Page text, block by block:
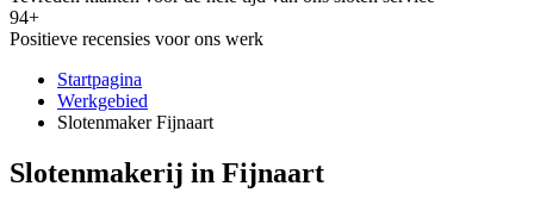
94+
Positieve recensies voor ons werk
Startpagina
Werkgebied
Slotenmaker Fijnaart
Slotenmakerij in Fijnaart